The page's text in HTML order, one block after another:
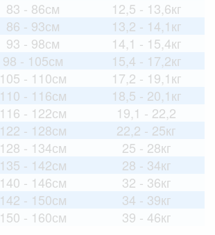
83 - 86см
12,5 - 13,6кг
86 - 93см
13,2 - 14,1кг
93 - 98см
14,1 - 15,4кг
98 - 105см
15,4 - 17,2кг
105 - 110см
17,2 - 19,1кг
110 - 116см
18,5 - 20,1кг
116 - 122см
19,1 - 22,2
122 - 128см
22,2 - 25кг
128 - 134см
25 - 28кг
135 - 142см
28 - 34кг
140 - 146см
32 - 36кг
142 - 150см
34 - 39кг
150 - 160см 39 - 46кг